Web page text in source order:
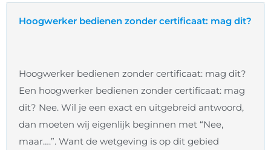
Hoogwerker bedienen zonder certificaat: mag dit?
Hoogwerker bedienen zonder certificaat: mag dit?
Een hoogwerker bedienen zonder certificaat: mag
dit? Nee. Wil je een exact en uitgebreid antwoord,
dan moeten wij eigenlijk beginnen met “Nee,
maar….”. Want de wetgeving is op dit gebied